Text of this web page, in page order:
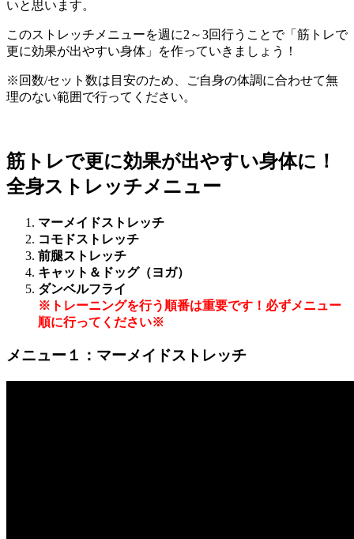
いと思います。
このストレッチメニューを週に2～3回行うことで「筋トレで
更に効果が出やすい身体」を作っていきましょう！
※回数/セット数は目安のため、ご自身の体調に合わせて無
理のない範囲で行ってください。
筋トレで更に効果が出やすい身体に！
全身ストレッチメニュー
マーメイドストレッチ
コモドストレッチ
前腿ストレッチ
キャット＆ドッグ（ヨガ）
ダンベルフライ
※トレーニングを行う順番は重要です！必ずメニュー
順に行ってください※
メニュー１：マーメイドストレッチ